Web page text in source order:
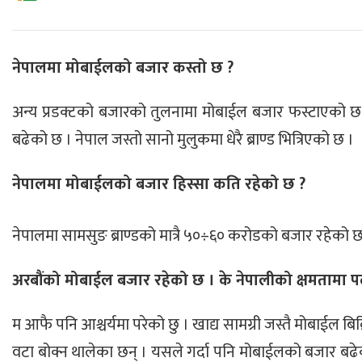
नेपालमा मोबाईलको बजार कस्तो छ ?
अन्य प्रडक्टको बजारको तुलनामा मोबाईल बजार फस्टाएको
बढेको छ । नेपाल जस्तो सानो मुलुकमा धेरै ब्राण्ड भित्रिएको छ ।
नेपालमा मोबाईलको बजार हिस्सा कति रहेको छ ?
नेपालमा सामसुङ ब्राण्डको मात्रै ५०÷६० करोडको बजार रहेको
अरबौंको मोबाईल बजार रहेको छ । के नेपालीको क्षमतामा
म आफै पनि आश्चर्यमा परेको छु । खाद्य सामग्री जस्तै मोबाईल
वटा बोक्न थालेका छन् । यसले गर्दा पनि मोबाईलको बजार